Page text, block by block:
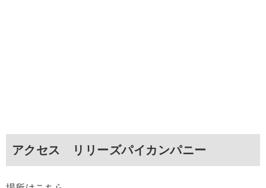
アクセス リリーズパイカンパニー